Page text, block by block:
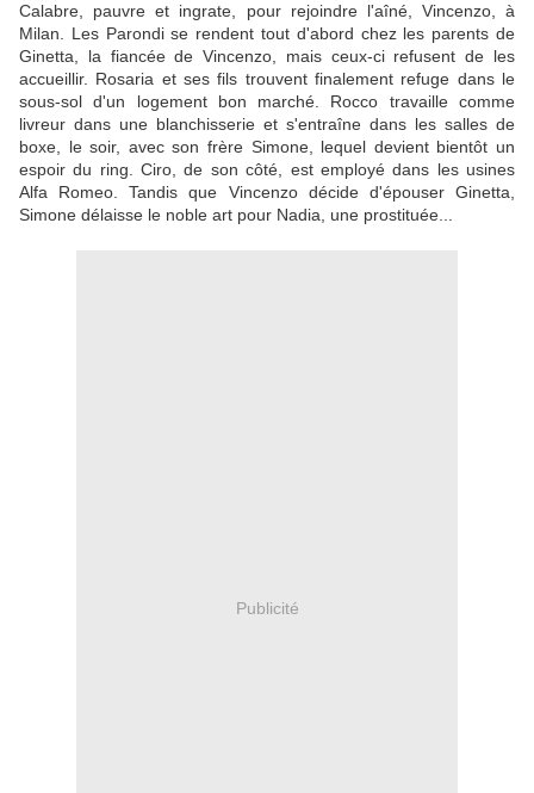
Calabre, pauvre et ingrate, pour rejoindre l'aîné, Vincenzo, à
Milan. Les Parondi se rendent tout d'abord chez les parents de
Ginetta, la fiancée de Vincenzo, mais ceux-ci refusent de les
accueillir. Rosaria et ses fils trouvent finalement refuge dans le
sous-sol d'un logement bon marché. Rocco travaille comme
livreur dans une blanchisserie et s'entraîne dans les salles de
boxe, le soir, avec son frère Simone, lequel devient bientôt un
espoir du ring. Ciro, de son côté, est employé dans les usines
Alfa Romeo. Tandis que Vincenzo décide d'épouser Ginetta,
Simone délaisse le noble art pour Nadia, une prostituée...
Publicité